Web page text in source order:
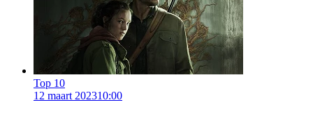
Top 10
12 maart 202310:00